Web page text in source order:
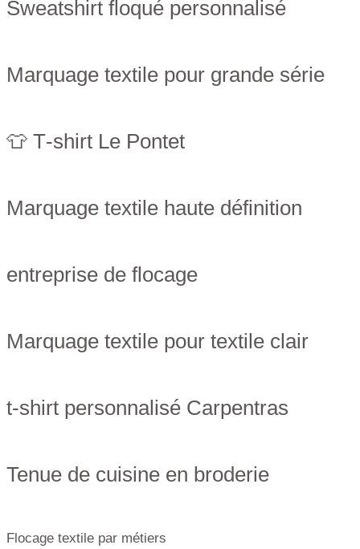
Sweatshirt floqué personnalisé
Marquage textile pour grande série
👕 T‑shirt Le Pontet
Marquage textile haute définition
entreprise de flocage
Marquage textile pour textile clair
t-shirt personnalisé Carpentras
Tenue de cuisine en broderie
Flocage textile par métiers